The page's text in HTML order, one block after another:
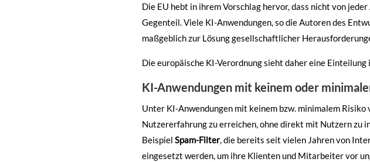
Die EU hebt in ihrem Vorschlag hervor, dass nicht von
Gegenteil. Viele KI-Anwendungen, so die Autoren des
maßgeblich zur Lösung gesellschaftlicher
Die europäische KI-Verordnung sieht daher eine
KI-Anwendungen mit keinem oder
Unter KI-Anwendungen mit keinem bzw. minimalem
Nutzererfahrung zu erreichen, ohne direkt mit Nutzern zu
Beispiel Spam-Filter, die bereits seit vielen Jahren von
eingesetzt werden, um ihre Klienten und Mitarbeiter vor